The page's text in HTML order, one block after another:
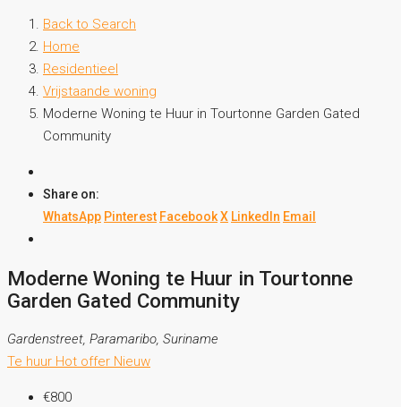
Back to Search
Home
Residentieel
Vrijstaande woning
Moderne Woning te Huur in Tourtonne Garden Gated
Community
Share on:
WhatsApp Pinterest FacebookX LinkedIn Email
Moderne Woning te Huur in Tourtonne
Garden Gated Community
Gardenstreet, Paramaribo, Suriname
Te huur Hot offer Nieuw
€800